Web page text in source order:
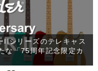
シリーズのテレキャス
な「75周年記念限定カ